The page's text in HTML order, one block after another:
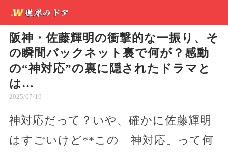
阪神・佐藤輝明の衝撃的な一振り、そ
の瞬間バックネット裏で何が？感動
の“神対応”の裏に隠されたドラマと
は…
2025/07/19
神対応だって？いや、確かに佐藤輝明
はすごいけど**この「神対応」って何